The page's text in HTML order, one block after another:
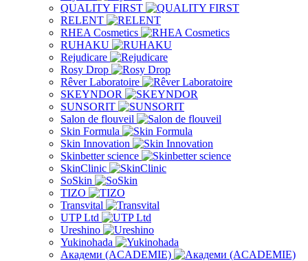
QUALITY FIRST
RELENT
RHEA Cosmetics
RUHAKU
Rejudicare
Rosy Drop
Rêver Laboratoire
SKEYNDOR
SUNSORIT
Salon de flouveil
Skin Formula
Skin Innovation
Skinbetter science
SkinСlinic
SoSkin
TIZO
Transvital
UTP Ltd
Ureshino
Yukinohada
Академи (ACADEMIE)